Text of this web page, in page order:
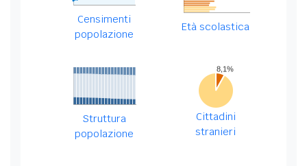
Censimenti
popolazione
Età scolastica
Struttura
popolazione
Cittadini
stranieri